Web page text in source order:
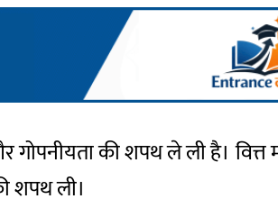
गोपनीयता की शपथ ले ली है। वित्त
शपथ ली।